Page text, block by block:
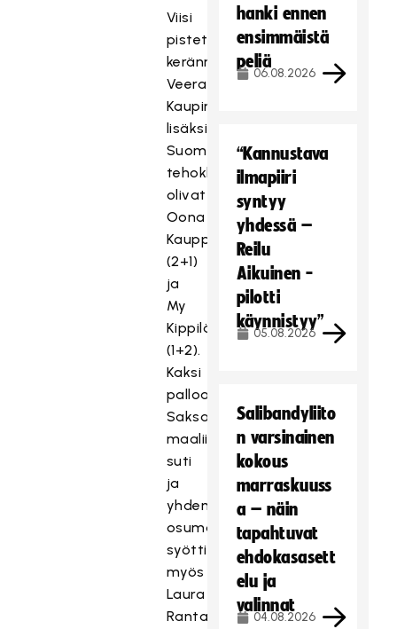
Viisi
pistettä
keränneen
Veera
Kaupin
lisäksi
Suomen
tehokkaimpia
olivat
Oona
Kauppi
(2+1)
ja
My
Kippilä
(1+2).
Kaksi
palloa
Saksan
maaliin
suti
ja
yhden
osuman
syötti
myös
Laura
Rantanen,
hanki ennen
ensimmäistä
peliä
06.08.2026
“Kannustava
ilmapiiri
syntyy
yhdessä –
Reilu
Aikuinen -
pilotti
käynnistyy”
05.08.2026
Salibandyliito
n varsinainen
kokous
marraskuuss
a – näin
tapahtuvat
ehdokasasett
elu ja
valinnat
04.08.2026